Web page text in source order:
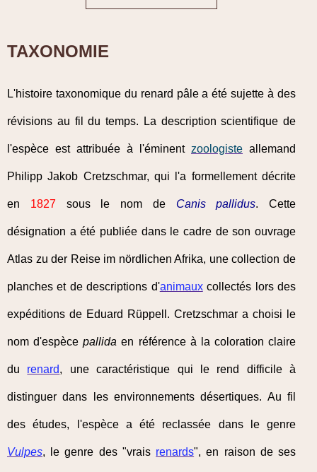
TAXONOMIE
L'histoire taxonomique du renard pâle a été sujette à des
révisions au fil du temps. La description scientifique de
l'espèce est attribuée à l'éminent zoologiste allemand
Philipp Jakob Cretzschmar, qui l'a formellement décrite
en 1827 sous le nom de Canis pallidus. Cette
désignation a été publiée dans le cadre de son ouvrage
Atlas zu der Reise im nördlichen Afrika, une collection de
planches et de descriptions d'animauxcollectés lors des
expéditions de Eduard Rüppell. Cretzschmar a choisi le
nom d'espècepallida en référence à la coloration claire
du renard, une caractéristique qui le rend difficile à
distinguer dans les environnements désertiques. Au fil
des études, l'espèce a été reclassée dans le genre
Vulpes, le genre des "vrais renards", en raison de ses